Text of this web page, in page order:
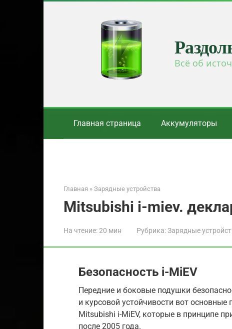
Всё об
Главная страница Аккумуляторы
Главная » Зарядные устройства
Mitsubishi i-miev.
На чтение:20 мин Рубрика:Зарядные
Безопасность i-MiEV
Передние и боковые подушки
и курсовой устойчивости вот
Mitsubishi i-MiEV, которые в принципе
после 2005 года.